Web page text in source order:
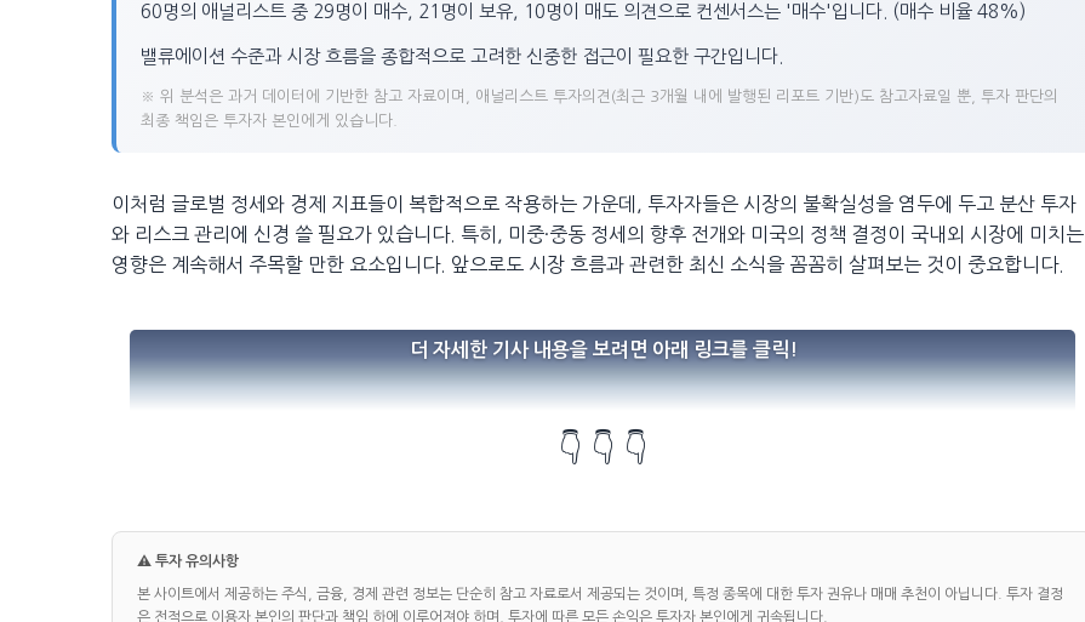
60명의 애널리스트 중 29명이 매수, 21명이 보유, 10명이 매도 의견으로 컨센서스는 '매수'입니다. (매수 비율 48%)
밸류에이션 수준과 시장 흐름을 종합적으로 고려한 신중한 접근이 필요한 구간입니다.
※ 위 분석은 과거 데이터에 기반한 참고 자료이며, 애널리스트 투자의견(최근 3개월 내에 발행된 리포트 기반)도 참고자료일 뿐, 투자 판단의
최종 책임은 투자자 본인에게 있습니다.
이처럼 글로벌 정세와 경제 지표들이 복합적으로 작용하는 가운데, 투자자들은 시장의 불확실성을 염두에 두고 분산 투자
와 리스크 관리에 신경 쓸 필요가 있습니다. 특히, 미중·중동 정세의 향후 전개와 미국의 정책 결정이 국내외 시장에 미치는
영향은 계속해서 주목할 만한 요소입니다. 앞으로도 시장 흐름과 관련한 최신 소식을 꼼꼼히 살펴보는 것이 중요합니다.
더 자세한 기사 내용을 보려면 아래 링크를 클릭!
👇 👇 👇
⚠️ 투자 유의사항
본 사이트에서 제공하는 주식, 금융, 경제 관련 정보는 단순히 참고 자료로서 제공되는 것이며, 특정 종목에 대한 투자 권유나 매매 추천이 아닙니다. 투자 결정
은 전적으로 이용자 본인의 판단과 책임 하에 이루어져야 하며, 투자에 따른 모든 손익은 투자자 본인에게 귀속됩니다.